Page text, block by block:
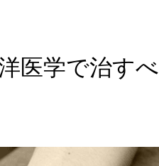
医学で治すべ